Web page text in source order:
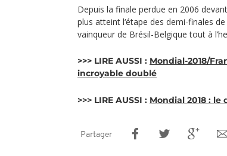
Depuis la finale perdue en 2006
plus atteint l‘étape des demi-finales
vainqueur de Brésil-Belgique tout à
>>> LIRE AUSSI : Mondial-2018/
incroyable doublé
>>> LIRE AUSSI : Mondial 2018 :
Partager